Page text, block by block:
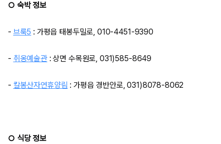
○ 숙박 정보
- 브룩5 : 가평읍 태봉두밀로, 010-4451-9390
- 취옹예술관: 상면 수목원로, 031)585-8649
- 칼봉산자연휴양림 : 가평읍 경반안로, 031)8078-8062
○ 식당 정보